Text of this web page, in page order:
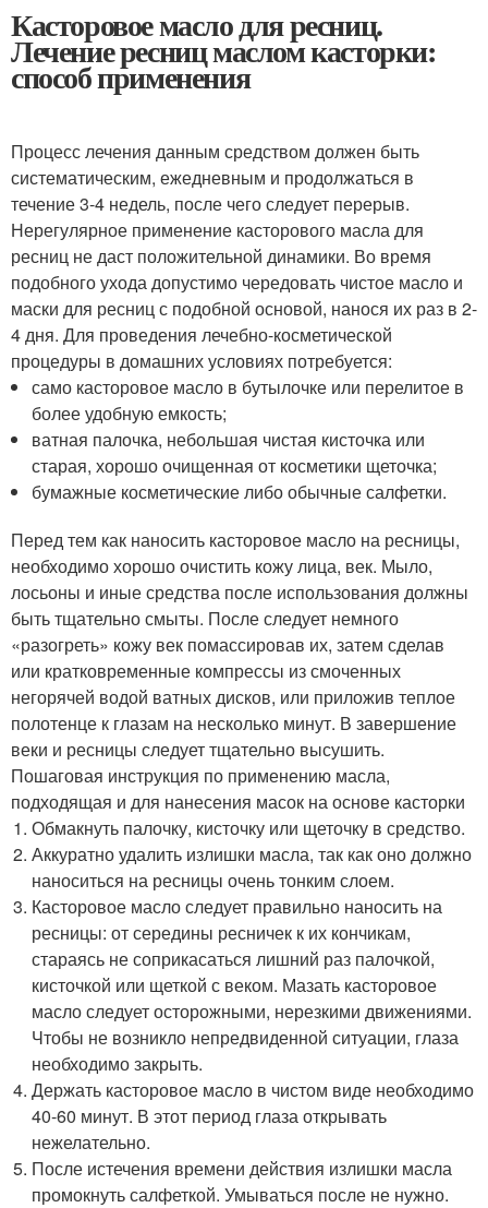
Касторовое масло для ресниц.
Лечение ресниц маслом касторки:
способ применения
Процесс лечения данным средством должен быть
систематическим, ежедневным и продолжаться в
течение 3-4 недель, после чего следует перерыв.
Нерегулярное применение касторового масла для
ресниц не даст положительной динамики. Во время
подобного ухода допустимо чередовать чистое масло и
маски для ресниц с подобной основой, нанося их раз в 2-
4 дня. Для проведения лечебно-косметической
процедуры в домашних условиях потребуется:
само касторовое масло в бутылочке или перелитое в
более удобную емкость;
ватная палочка, небольшая чистая кисточка или
старая, хорошо очищенная от косметики щеточка;
бумажные косметические либо обычные салфетки.
Перед тем как наносить касторовое масло на ресницы,
необходимо хорошо очистить кожу лица, век. Мыло,
лосьоны и иные средства после использования должны
быть тщательно смыты. После следует немного
«разогреть» кожу век помассировав их, затем сделав
или кратковременные компрессы из смоченных
негорячей водой ватных дисков, или приложив теплое
полотенце к глазам на несколько минут. В завершение
веки и ресницы следует тщательно высушить.
Пошаговая инструкция по применению масла,
подходящая и для нанесения масок на основе касторки
Обмакнуть палочку, кисточку или щеточку в средство.
Аккуратно удалить излишки масла, так как оно должно
наноситься на ресницы очень тонким слоем.
Касторовое масло следует правильно наносить на
ресницы: от середины ресничек к их кончикам,
стараясь не соприкасаться лишний раз палочкой,
кисточкой или щеткой с веком. Мазать касторовое
масло следует осторожными, нерезкими движениями.
Чтобы не возникло непредвиденной ситуации, глаза
необходимо закрыть.
Держать касторовое масло в чистом виде необходимо
40-60 минут. В этот период глаза открывать
нежелательно.
После истечения времени действия излишки масла
промокнуть салфеткой. Умываться после не нужно.